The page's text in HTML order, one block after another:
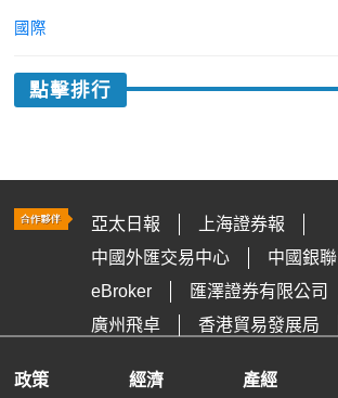
國際
點擊排行
亞太日報
上海證券報
中國外匯交易中心
中國銀聯
eBroker
匯澤證券有限公司
廣州飛卓
香港貿易發展局
政策 經濟 產經